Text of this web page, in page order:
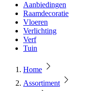
Aanbiedingen
Raamdecoratie
Vloeren
Verlichting
Verf
Tuin
Home
Assortiment